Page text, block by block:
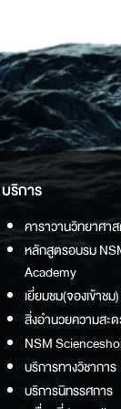
บริการ
คาราวานวิทยาศา
หลักสูตรอบรม
Academy
เยี่ยมชม(จองเข้าชม)
สิ่งอำนวยความสะ
NSM
บริการทางวิชาการ
บริการนิทรรศการ